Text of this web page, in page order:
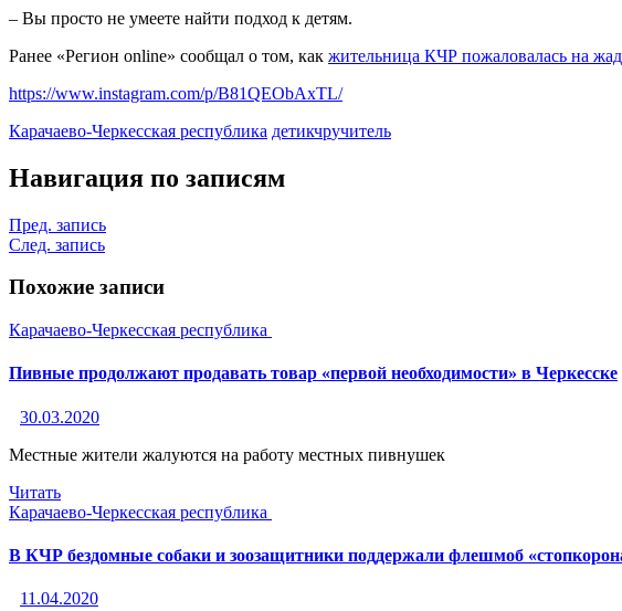
– Вы просто не умеете найти подход к детям.
Ранее «Регион online» сообщал о том, как жительница КЧР пожаловалась на
https://www.instagram.com/p/B81QEObAxTL/
Карачаево-Черкесская республика детикчручитель
Навигация по записям
Пред. запись
След. запись
Похожие записи
Карачаево-Черкесская республика
Пивные продолжают продавать товар «первой необходимости» в Черкесске
30.03.2020
Местные жители жалуются на работу местных пивнушек
Читать
Карачаево-Черкесская республика
В КЧР бездомные собаки и зоозащитники поддержали флешмоб
11.04.2020